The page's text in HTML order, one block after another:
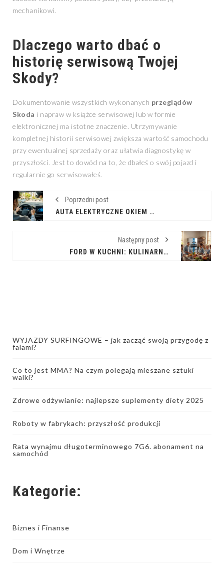
mechanikowi.
Dlaczego warto dbać o
historię serwisową Twojej
Skody?
Dokumentowanie wszystkich wykonanych przeglądów
Skoda i napraw w książce serwisowej lub w formie
elektronicznej ma istotne znaczenie. Utrzymywanie
kompletnej historii serwisowej zwiększa wartość samochodu
przy ewentualnej sprzedaży oraz ułatwia diagnostykę w
przyszłości. Jest to dowód na to, że dbałeś o swój pojazd i
regularnie go serwisowałeś.
Poprzedni post
AUTA ELEKTRYCZNE OKIEM KIEROWCY: KOMPLEKSOWY PRZEGLĄD
Następny post
FORD W KUCHNI: KULINARNE INSPIRACJE
WYJAZDY SURFINGOWE – jak zacząć swoją przygodę z
falami?
Co to jest MMA? Na czym polegają mieszane sztuki
walki?
Zdrowe odżywianie: najlepsze suplementy diety 2025
Roboty w fabrykach: przyszłość produkcji
Rata wynajmu długoterminowego 7G6. abonament na
samochód
Kategorie:
Biznes i Finanse
Dom i Wnętrze